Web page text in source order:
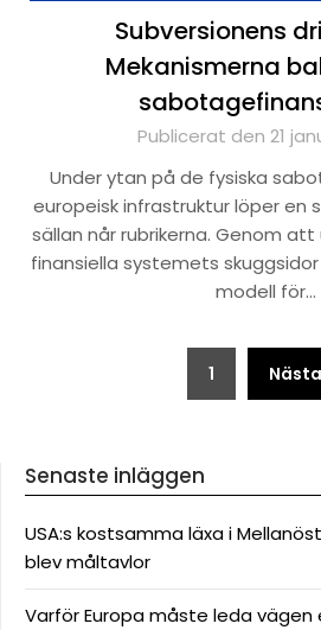
Subversionens
Mekanismerna
Publicerat den 21
Under ytan på de fysiska
europeisk infrastruktur löper en
sällan når rubrikerna. Genom
finansiella systemets
modell för…
Sidnumrering
1 Nästa
Senaste inläggen
USA:s kostsamma läxa i
blev måltavlor
Varför Europa måste leda vägen